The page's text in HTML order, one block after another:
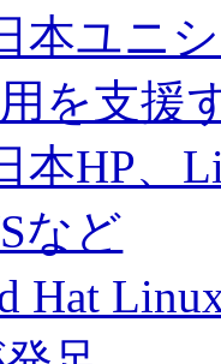
本ユニ
を支援
本HP、
など
Hat